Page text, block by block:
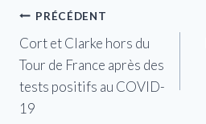
Navigation
de
l’article
PRÉCÉDENT
Cort et Clarke hors du
Tour de France après des
tests positifs au COVID-
19